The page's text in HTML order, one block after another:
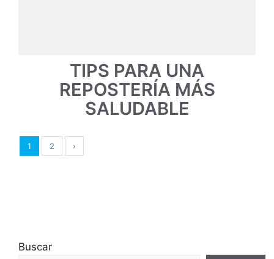
TIPS PARA UNA
REPOSTERÍA MÁS
SALUDABLE
1 2 ›
Buscar